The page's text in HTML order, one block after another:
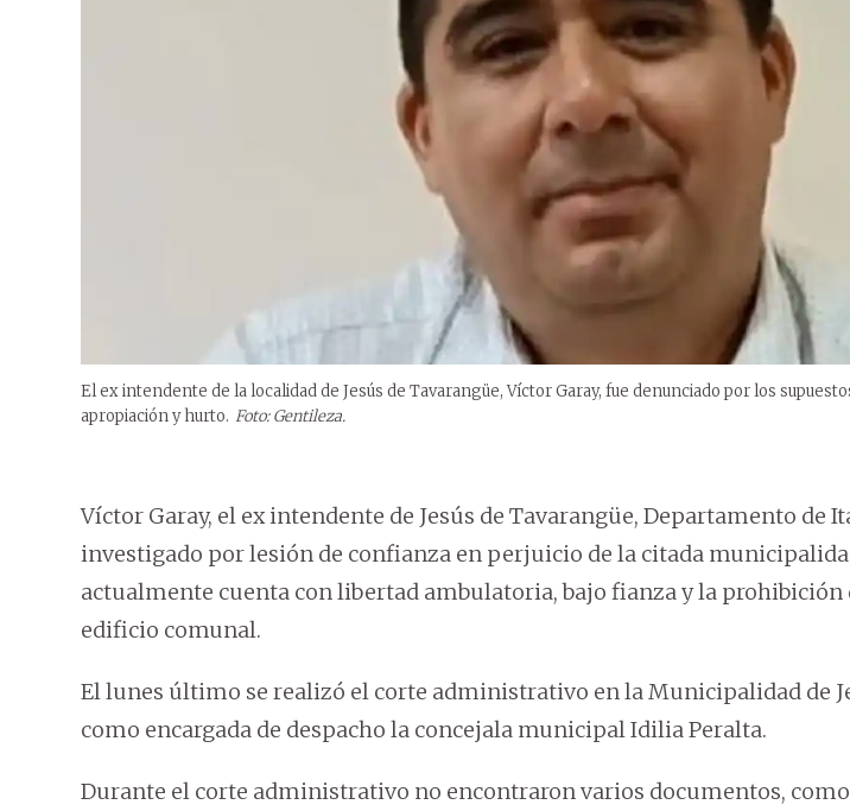
El ex intendente de la localidad de Jesús de Tavarangüe, Víctor Garay, fue denunciado por los
apropiación y hurto. Foto: Gentileza.
Víctor Garay, el ex intendente de Jesús de Tavarangüe, Departamento de
investigado por lesión de confianza en perjuicio de la citada
actualmente cuenta con libertad ambulatoria, bajo fianza y la prohibición
edificio comunal.
El lunes último se realizó el corte administrativo en la Municipalidad de
como encargada de despacho la concejala municipal Idilia Peralta.
Durante el corte administrativo no encontraron varios documentos,